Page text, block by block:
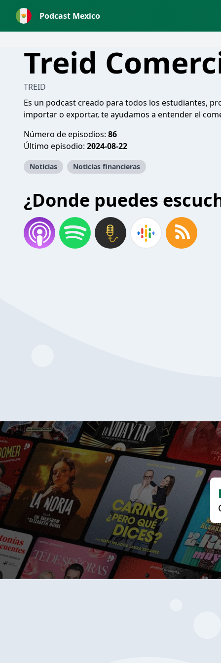
Podcast Mexico
Treid
TREID
Es un podcast creado para todos los estudiantes,
importar o exportar, te ayudamos a entender el
Número de episodios: 86
Último episodio: 2024-08-22
Noticias Noticias financieras
¿Donde puedes